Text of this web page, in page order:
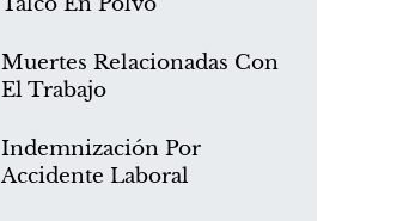
Muertes Relacionadas Con
El Trabajo
Indemnización Por
Accidente Laboral
¿Qué es el mesotelioma?